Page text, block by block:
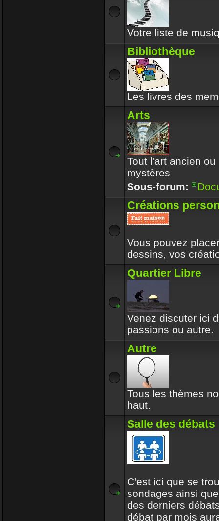
Votre liste de
Bibliothèque
Les livres des
Arts
Tout l'art ancien
mystères
Sous-forum:
Créations
Vous pouvez
dessins, vos
Quartier Libre
Venez discuter ici
passions ou autre.
Autre
Tous les thèmes
haut.
Salle des débats
C'est ici que se
sondages ainsi
des derniers
débat par mois